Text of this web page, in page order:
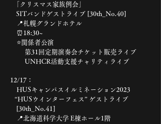
「クリスマス家族例会」
SITバンドゲストライブ [30th_No.40]
📍札幌グランドホテル
⏰18:30~
⭐️関係者公演
第31回定期演奏会チケット販売ライブ
UNHCR活動支援チャリティライブ
12/17：
HUSキャンパスイルミネーション2023
“HUSウインターフェス” ゲストライブ
[30th_No.41]
📍北海道科学大学 E棟ホール1階